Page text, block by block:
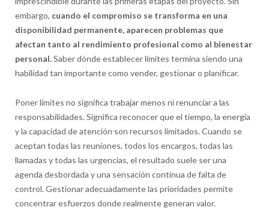
embargo, cuando el compromiso se transforma en una
disponibilidad permanente, aparecen problemas que
afectan tanto al rendimiento profesional como al bienestar
personal.Saber dónde establecer límites termina siendo una
habilidad tan importante como vender, gestionar o planificar.
Poner límites no significa trabajar menos ni renunciar a las
responsabilidades. Significa reconocer que el tiempo, la energía
y la capacidad de atención son recursos limitados. Cuando se
aceptan todas las reuniones, todos los encargos, todas las
llamadas y todas las urgencias, el resultado suele ser una
agenda desbordada y una sensación continua de falta de
control. Gestionar adecuadamente las prioridades permite
concentrar esfuerzos donde realmente generan valor.